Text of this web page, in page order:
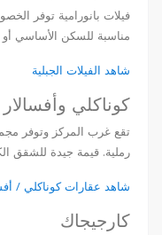
فيلات بانورامية توفر
مناسبة للسكن الأساسي أو
شاهد الفيلات الجبلية
كوناكلي وأفسالار
تقع غرب المركز وتوفر
رملية. قيمة جيدة للشقق
شاهد عقارات كوناكلي /
كارجيجاك